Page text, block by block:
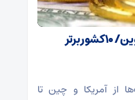
رقابت پنهان دولت‌ها بر سر بیت‌کوین/ ۱۰ کشور برتر
از آمریکا و چین تا